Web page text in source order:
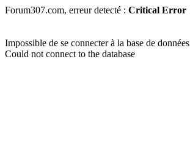
Forum307.com, erreur detecté : Critical Error
Impossible de se connecter à la base de données
Could not connect to the database